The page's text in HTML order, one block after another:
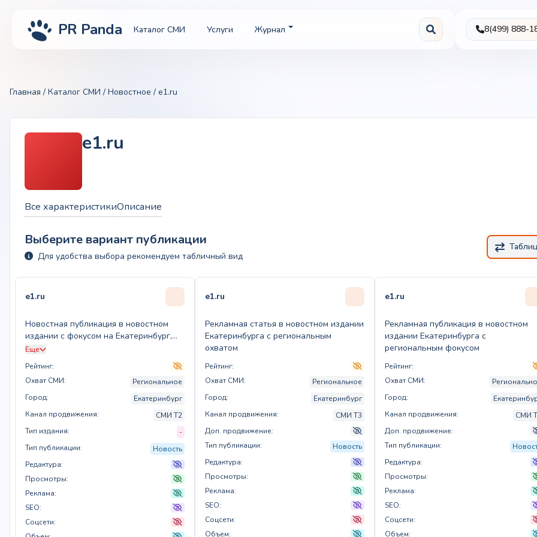
PR Panda Каталог СМИ Услуги Журнал 8(499) 888-
Главная / Каталог СМИ / Новостное / e1.ru
e1.ru
Все характеристикиОписание
Выберите вариант публикации
Для удобства выбора рекомендуем табличный вид
e1.ru
Новостная публикация в новостном
издании с фокусом на Екатеринбург,
объем до 2500 знаков
Еще
Рейтинг:
Охват СМИ:
Региональное
Город:
Екатеринбург
Канал продвижения:
СМИ T2
Тип издания:
-
Тип публикации:
Новость
Редактура:
Просмотры:
Реклама:
SEO:
Соцсети:
e1.ru
Рекламная статья в новостном издании
Екатеринбурга с региональным
охватом
Рейтинг:
Охват СМИ:
Региональное
Город:
Екатеринбург
Канал продвижения:
СМИ T3
Доп. продвижение:
Тип публикации:
Новость
Редактура:
Просмотры:
Реклама:
SEO:
Соцсети:
Объем:
e1.ru
Рекламная публикация в новостном
издании Екатеринбурга с
региональным фокусом
Рейтинг:
Охват СМИ:
Город:
Канал продвижения:
СМИ
Доп. продвижение:
Тип публикации:
Редактура:
Просмотры:
Реклама:
SEO:
Соцсети:
Объем: